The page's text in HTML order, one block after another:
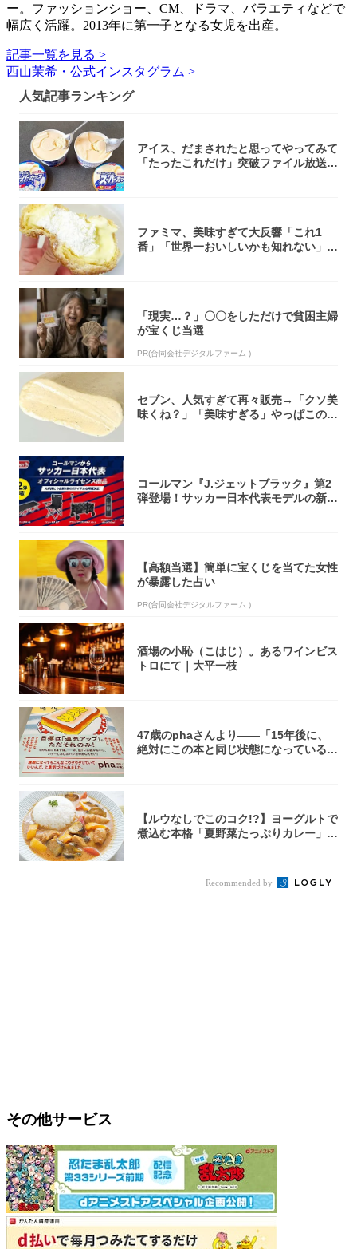
ー。ファッションショー、CM、ドラマ、バラエティなどで
幅広く活躍。2013年に第一子となる女児を出産。
記事一覧を見る >
西山茉希・公式インスタグラム >
人気記事ランキング
アイス、だまされたと思ってやってみて
「たったこれだけ」突破ファイル放送で
ファミマ、美味すぎて大反響「これ1
番」「世界一おいしいかも知れない」
「現実…？」〇〇をしただけで貧困主婦
が宝くじ当選
PR(合同会社デジタルファーム )
セブン、人気すぎて再々販売→「クソ美
味くね？」「美味すぎる」やっぱこのク
コールマン『J.ジェットブラック』第2
弾登場！サッカー日本代表モデルの新作
【高額当選】簡単に宝くじを当てた女性
が暴露した占い
PR(合同会社デジタルファーム )
酒場の小恥（こはじ）。あるワインビス
トロにて｜大平一枝
47歳のphaさんより――「15年後に、
絶対にこの本と同じ状態になっている自
【ルウなしでこのコク!?】ヨーグルトで
煮込む本格「夏野菜たっぷりカレー」作
Recommended by
その他サービス